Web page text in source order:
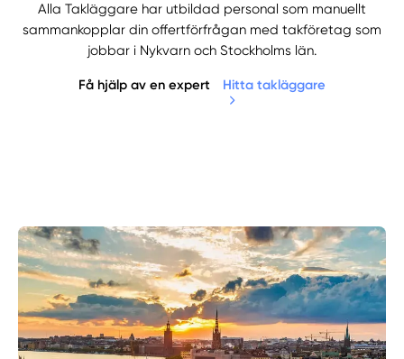
Alla Takläggare har utbildad personal som manuellt
sammankopplar din offertförfrågan med takföretag som
jobbar i Nykvarn och Stockholms län.
Få hjälp av en expert Hitta takläggare